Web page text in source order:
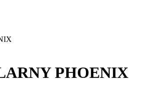
PHOENIX